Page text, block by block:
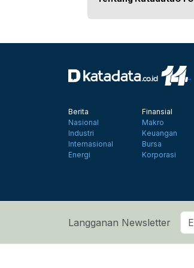
Berita
Nasional
Industri
Internasional
Energi
Finansial
Makro
Keuangan
Bursa
Korporasi
Langganan Newsletter